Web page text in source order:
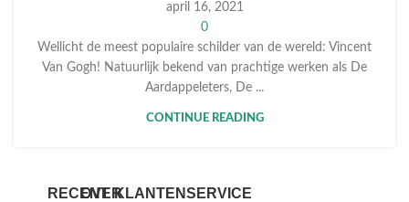
april 16, 2021
0
Wellicht de meest populaire schilder van de wereld: Vincent
Van Gogh! Natuurlijk bekend van prachtige werken als De
Aardappeleters, De ...
CONTINUE READING
RECENT
OVERKLANTENSERVICE